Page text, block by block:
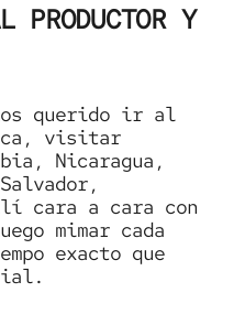
PRODUCTOR Y
querido ir al
visitar
Nicaragua,
cara a cara con
mimar cada
exacto que